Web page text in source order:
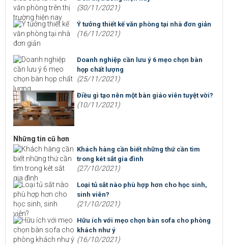
(30/11/2021)
Ý tưởng thiết kế văn phòng tại nhà đơn giản
(16/11/2021)
Doanh nghiệp cần lưu ý 6 mẹo chọn bàn
họp chất lượng
(25/11/2021)
Điều gì tạo nên một bàn giáo viên tuyệt vời?
(10/11/2021)
Những tin cũ hơn
Khách hàng cần biết những thứ cần tìm
trong két sắt gia đình
(27/10/2021)
Loại tủ sắt nào phù hợp hơn cho học sinh,
sinh viên?
(21/10/2021)
Hữu ích với mẹo chọn bàn sofa cho phòng
khách như ý
(16/10/2021)